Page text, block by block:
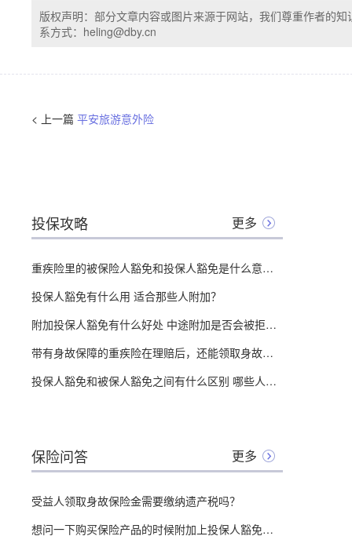
版权声明：部分文章内容或图片来源于网站，我们尊重作者的
系方式：heling@dby.cn
< 上一篇 平安旅游意外险
投保攻略 更多
重疾险里的被保险人豁免和投保人豁免是什么意思？该不该附加？
投保人豁免有什么用 适合那些人附加？
附加投保人豁免有什么好处 中途附加是否会被拒绝？
带有身故保障的重疾险在理赔后，还能领取身故保险金吗？
投保人豁免和被保人豁免之间有什么区别 哪些人需要购买？
保险问答 更多
受益人领取身故保险金需要缴纳遗产税吗？
想问一下购买保险产品的时候附加上投保人豁免，那么投保人是否需要健康告知？